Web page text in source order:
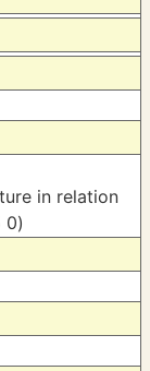
in relation
0)